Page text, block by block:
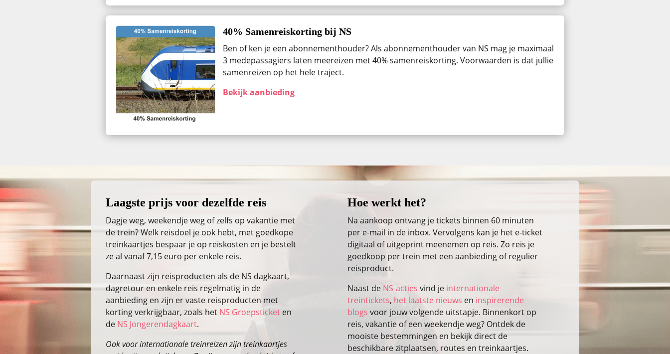
40% Samenreiskorting bij NS
Ben of ken je een abonnementhouder? Als abonnementhouder van NS mag je maximaal
3 medepassagiers laten meereizen met 40% samenreiskorting. Voorwaarden is dat jullie
samenreizen op het hele traject.
Bekijk aanbieding
Laagste prijs voor dezelfde reis
Dagje weg, weekendje weg of zelfs op vakantie met
de trein? Welk reisdoel je ook hebt, met goedkope
treinkaartjes bespaar je op reiskosten en je bestelt
ze al vanaf 7,15 euro per enkele reis.
Daarnaast zijn reisproducten als de NS dagkaart,
dagretour en enkele reis regelmatig in de
aanbieding en zijn er vaste reisproducten met
korting verkrijgbaar, zoals het NS Groepsticketen
de NS Jongerendagkaart.
Ook voor internationale treinreizen zijn treinkaartjes
Hoe werkt het?
Na aankoop ontvang je tickets binnen 60 minuten
per e-mail in de inbox. Vervolgens kan je het e-ticket
digitaal of uitgeprint meenemen op reis. Zo reis je
goedkoop per trein met een aanbieding of regulier
reisproduct.
Naast de NS-acties vind je internationale
treintickets, het laatste nieuws en inspirerende
blogs voor jouw volgende uitstapje. Binnenkort op
reis, vakantie of een weekendje weg? Ontdek de
mooiste bestemmingen en bekijk direct de
beschikbare zitplaatsen, routes en treinkaartjes.